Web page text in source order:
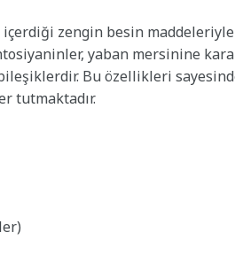
zengin besin
yaban mersinine
Bu özellikleri
tutmaktadır.